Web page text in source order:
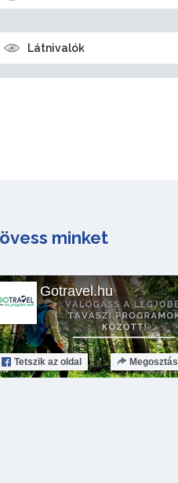
Látnivalók
minket
Gotravel.hu
Tetszik az oldal Megosztás